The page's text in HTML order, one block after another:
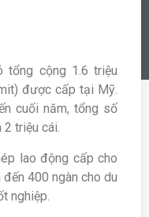
tổng cộng 1.6 triệu
được cấp tại Mỹ.
cuối năm, tổng số
triệu cái.
lao động cấp cho
400 ngàn cho du
nghiệp.